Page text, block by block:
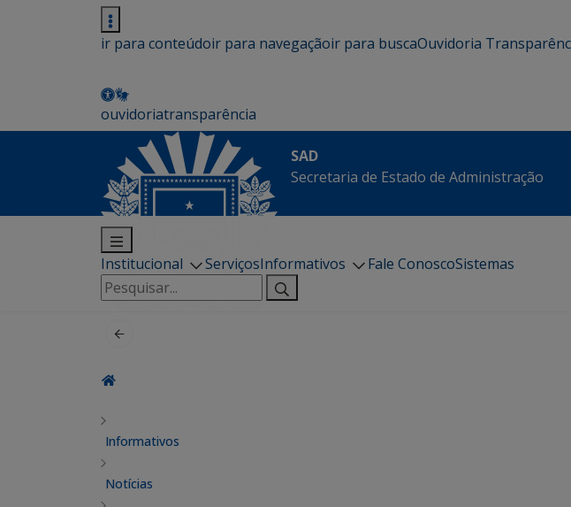
ir para conteúdoir para navegaçãoir para buscaOuvidoria
ouvidoriatransparência
SAD
Secretaria de Estado de Administração
Institucional ServiçosInformativos Fale ConoscoSistemas
Pesquisar
por:
Informativos
Notícias